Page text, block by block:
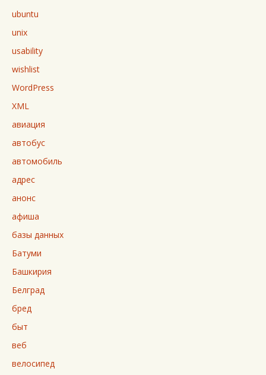
ubuntu
unix
usability
wishlist
WordPress
XML
авиация
автобус
автомобиль
адрес
анонс
афиша
базы данных
Батуми
Башкирия
Белград
бред
быт
веб
велосипед